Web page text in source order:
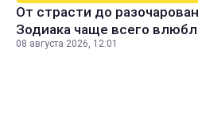
От страсти до
Зодиака чаще всего
08 августа 2026, 12:01